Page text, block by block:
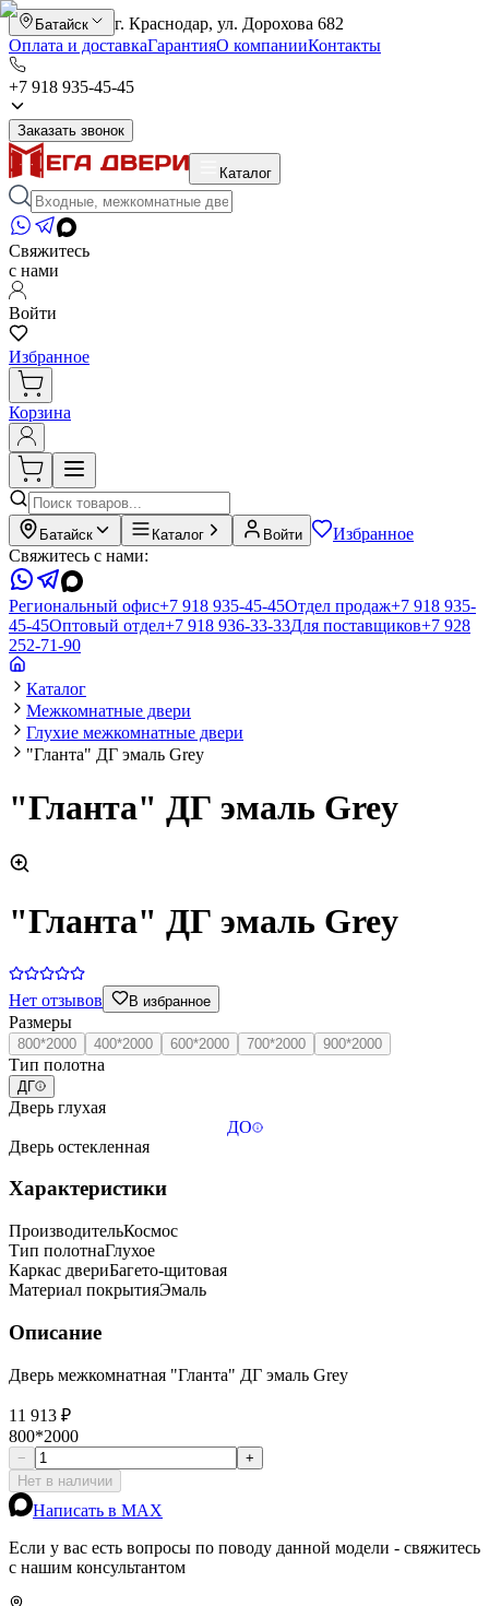
Батайск
г. Краснодар, ул. Дорохова 682
Оплата и доставкаГарантияО компанииКонтакты
+7 918 935-45-45
Заказать звонок
Каталог
Свяжитесь
с нами
Войти
Избранное
Корзина
Батайск Каталог Войти
Избранное
Свяжитесь с нами:
Региональный офис+7 918 935-45-45Отдел продаж+7 918 935-
45-45Оптовый отдел+7 918 936-33-33Для поставщиков+7 928
252-71-90
Каталог
Межкомнатные двери
Глухие межкомнатные двери
"Гланта" ДГ эмаль Grey
"Гланта" ДГ эмаль Grey
"Гланта" ДГ эмаль Grey
Нет отзывов В избранное
Размеры
800*2000 400*2000 600*2000 700*2000 900*2000
Тип полотна
ДГ
Дверь глухая
ДО
Дверь остекленная
Характеристики
ПроизводительКосмос
Тип полотнаГлухое
Каркас двериБагето-щитовая
Материал покрытияЭмаль
Описание
Дверь межкомнатная "Гланта" ДГ эмаль Grey
11 913 ₽
800*2000
−
+
Нет в наличии
Написать в MAX
Если у вас есть вопросы по поводу данной модели - свяжитесь
с нашим консультантом